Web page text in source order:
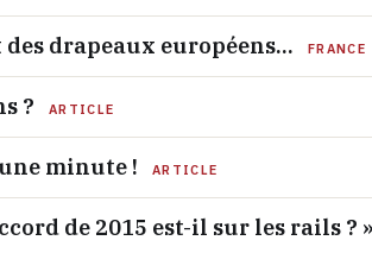
drapeaux européens… FRANCE
? ARTICLE
minute ! ARTICLE
de 2015 est-il sur les rails ?